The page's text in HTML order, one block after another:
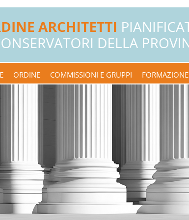
ORDINE COMMISSIONI E GRUPPI FORMAZIONE